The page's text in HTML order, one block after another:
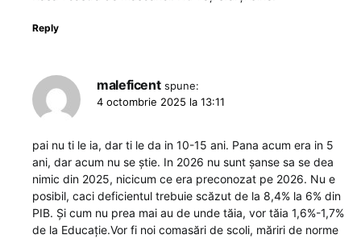
Reply
maleficent spune:
4 octombrie 2025 la 13:11
pai nu ti le ia, dar ti le da in 10-15 ani. Pana acum era in 5
ani, dar acum nu se știe. In 2026 nu sunt șanse sa se dea
nimic din 2025, nicicum ce era preconozat pe 2026. Nu e
posibil, caci deficientul trebuie scăzut de la 8,4% la 6% din
PIB. Și cum nu prea mai au de unde tăia, vor tăia 1,6%-1,7%
de la Educație.Vor fi noi comasări de scoli, măriri de norme